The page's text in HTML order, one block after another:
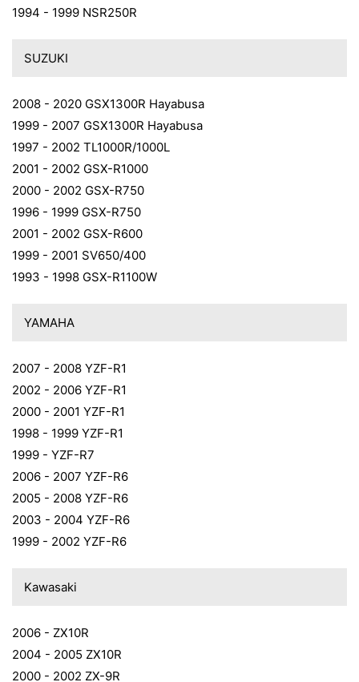
1994 - 1999 NSR250R
SUZUKI
2008 - 2020 GSX1300R Hayabusa
1999 - 2007 GSX1300R Hayabusa
1997 - 2002 TL1000R/1000L
2001 - 2002 GSX-R1000
2000 - 2002 GSX-R750
1996 - 1999 GSX-R750
2001 - 2002 GSX-R600
1999 - 2001 SV650/400
1993 - 1998 GSX-R1100W
YAMAHA
2007 - 2008 YZF-R1
2002 - 2006 YZF-R1
2000 - 2001 YZF-R1
1998 - 1999 YZF-R1
1999 - YZF-R7
2006 - 2007 YZF-R6
2005 - 2008 YZF-R6
2003 - 2004 YZF-R6
1999 - 2002 YZF-R6
Kawasaki
2006 - ZX10R
2004 - 2005 ZX10R
2000 - 2002 ZX-9R